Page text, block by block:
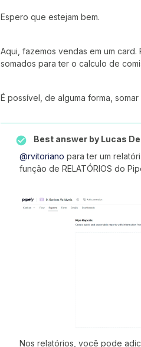
Espero que estejam bem.
Aqui, fazemos vendas em um
somados para ter o calculo de
É possível, de alguma forma,
Best answer by Lucas
@rvitoriano para ter um
função de RELATÓRIOS do
Nos relatórios, você pode